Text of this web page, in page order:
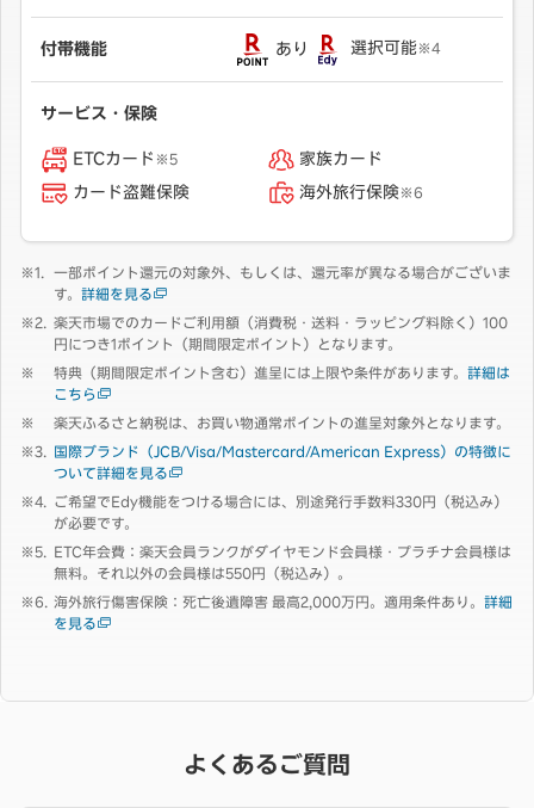
付帯機能 あり 選択可能※4
サービス・保険
ETCカード ※5
家族カード
カード盗難保険
海外旅行保険※6
一部ポイント還元の対象外、もしくは、還元率が異なる場合がございま
す。 詳細を見る
楽天市場でのカードご利用額（消費税・送料・ラッピング料除く）100
円につき1ポイント（期間限定ポイント）となります。
特典（期間限定ポイント含む）進呈には上限や条件があります。 詳細は
こちら
楽天ふるさと納税は、お買い物通常ポイントの進呈対象外となります。
国際ブランド（JCB/Visa/Mastercard/American Express）の特徴に
ついて詳細を見る
ご希望でEdy機能をつける場合には、別途発行手数料330円（税込み）
が必要です。
ETC年会費：楽天会員ランクがダイヤモンド会員様・プラチナ会員様は
無料。それ以外の会員様は550円（税込み）。
海外旅行傷害保険：死亡後遺障害 最高2,000万円。適用条件あり。 詳細
を見る
よくあるご質問